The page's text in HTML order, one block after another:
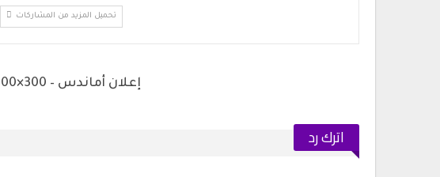
تحميل المزيد من المشاركات
اترك رد